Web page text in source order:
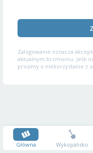
Zalogowanie oznacza
aktualnym brzmieniu. Jeśli
prosimy o niekorzystanie z
Główna Wykopalisko